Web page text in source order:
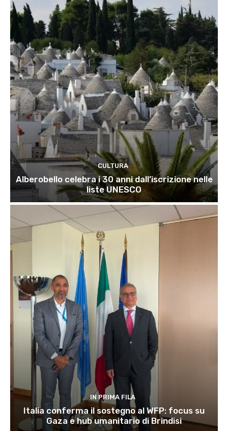
CULTURA
Alberobello celebra i 30 anni dall’iscrizione nelle
liste UNESCO
IN PRIMA FILA
Italia conferma il sostegno al WFP: focus su
Gaza e hub umanitario di Brindisi